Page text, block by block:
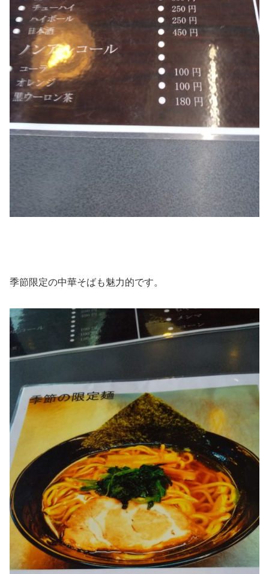
季節限定の中華そばも魅力的です。